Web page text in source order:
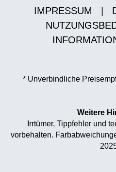
IMPRESSUM
* Unverbindliche
Weitere
Irrtümer, Tippfehler und
vorbehalten.